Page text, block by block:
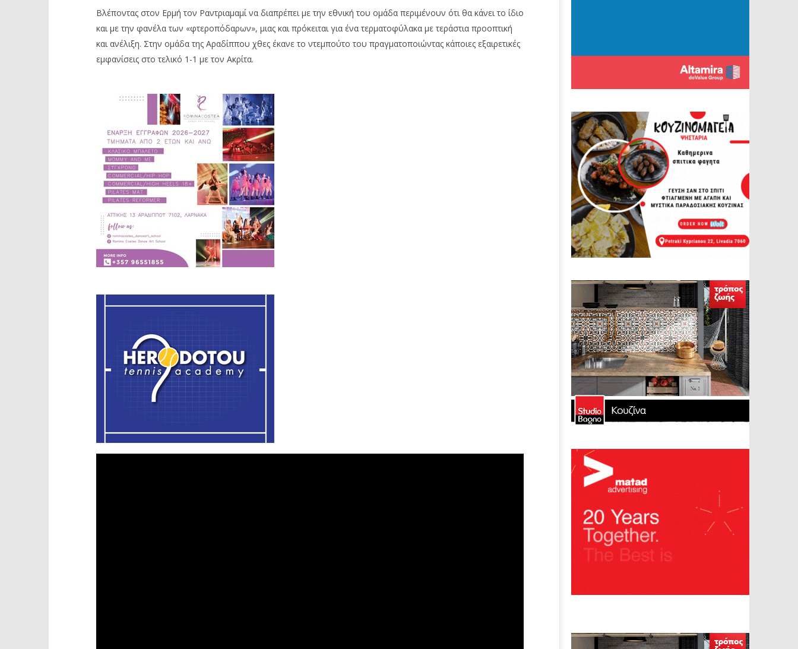
Βλέποντας στον Ερμή τον Ραντριαμαμί να διαπρέπει με την εθνική του ομάδα περιμένουν ότι θα κάνει το ίδιο
και με την φανέλα των «φτεροπόδαρων», μιας και πρόκειται για ένα τερματοφύλακα με τεράστια προοπτική
και ανέλιξη. Στην ομάδα της Αραδίππου χθες έκανε το ντεμπούτο του πραγματοποιώντας κάποιες εξαιρετικές
εμφανίσεις στο τελικό 1-1 με τον Ακρίτα.